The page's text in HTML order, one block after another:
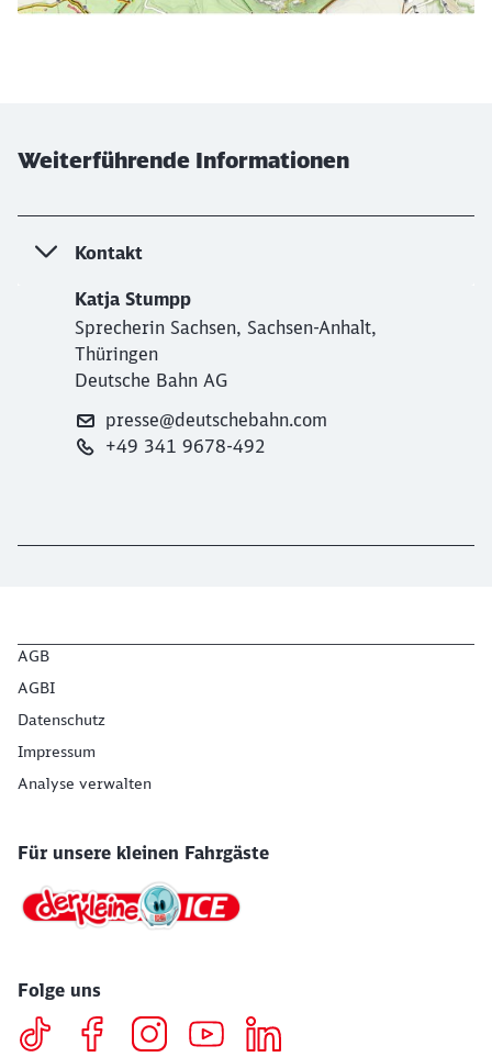
Weiterführende Informationen
Kontakt
Katja Stumpp
Sprecherin Sachsen, Sachsen-Anhalt,
Thüringen
Deutsche Bahn AG
presse@deutschebahn.com
+49 341 9678-492
AGB
AGBI
Datenschutz
Impressum
Analyse verwalten
Für unsere kleinen Fahrgäste
Folge uns